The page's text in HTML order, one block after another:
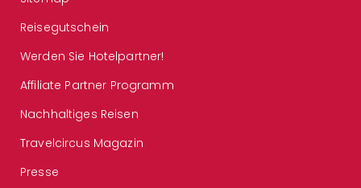
Reisegutschein
Werden Sie Hotelpartner!
Affiliate Partner Programm
Nachhaltiges Reisen
Travelcircus Magazin
Presse